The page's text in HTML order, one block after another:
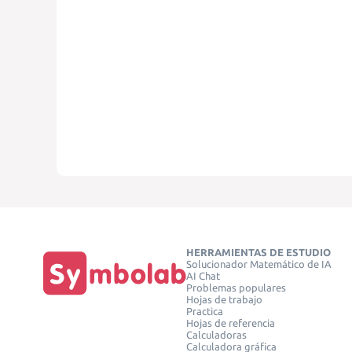
HERRAMIENTAS DE ESTUDIO
Solucionador Matemático de IA
AI Chat
Problemas populares
Hojas de trabajo
Practica
Hojas de referencia
Calculadoras
Calculadora gráfica